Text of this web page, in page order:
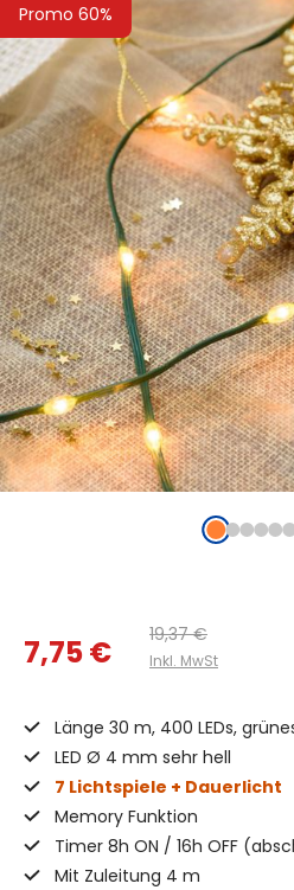
Promo 60%
7,75 € 19,37 €
Inkl. MwSt
Länge 30 m, 400 LEDs,
LED Ø 4 mm sehr hell
7 Lichtspiele + Dauerlicht
Memory Funktion
Timer 8h ON / 16h OFF
Mit Zuleitung 4 m